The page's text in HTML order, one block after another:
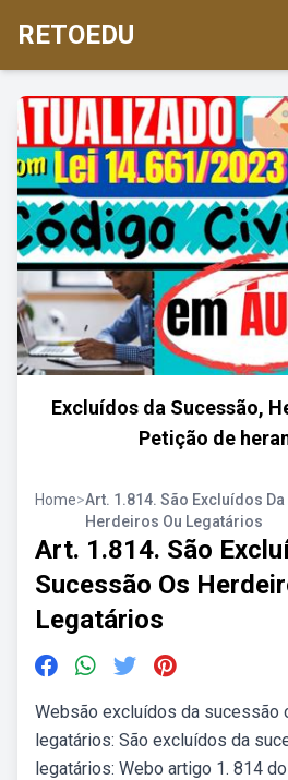
RETOEDU
Excluídos da Sucessão,
Petição de
Home>Art. 1.814. São Excluídos
Herdeiros Ou Legatários
Art. 1.814. São
Sucessão Os
Legatários
Websão excluídos da sucessão
legatários: São excluídos da
legatários: Webo artigo 1. 814